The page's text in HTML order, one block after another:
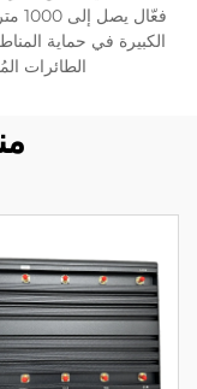
الكبيرة في حماية
الطائرات